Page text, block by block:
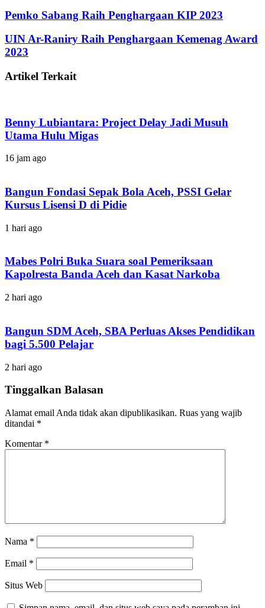
Pemko Sabang Raih Penghargaan KIP 2023
UIN Ar-Raniry Raih Penghargaan Kemenag Award
2023
Artikel Terkait
Benny Lubiantara: Project Delay Jadi Musuh
Utama Hulu Migas
16 jam ago
Bangun Fondasi Sepak Bola Aceh, PSSI Gelar
Kursus Lisensi D di Pidie
1 hari ago
Mabes Polri Buka Suara soal Pemeriksaan
Kapolresta Banda Aceh dan Kasat Narkoba
2 hari ago
Bangun SDM Aceh, SBA Perluas Akses Pendidikan
bagi 5.500 Pelajar
2 hari ago
Tinggalkan Balasan
Alamat email Anda tidak akan dipublikasikan. Ruas yang wajib
ditandai *
Komentar *
Nama *
Email *
Situs Web